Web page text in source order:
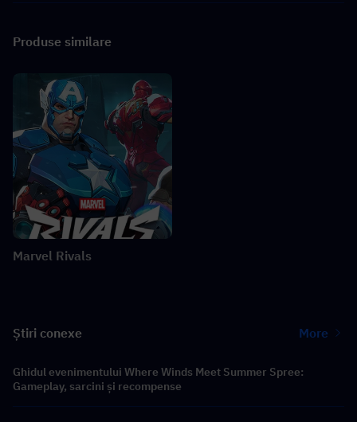
Produse similare
Marvel Rivals
Știri conexe More
Ghidul evenimentului Where Winds Meet Summer Spree:
Gameplay, sarcini și recompense